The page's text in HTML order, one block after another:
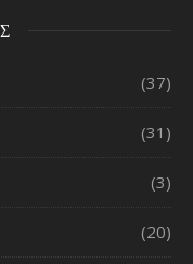
(37)
(31)
(3)
(20)